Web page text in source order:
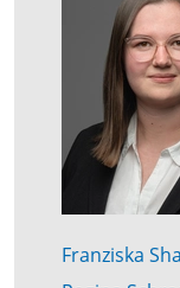
Franziska